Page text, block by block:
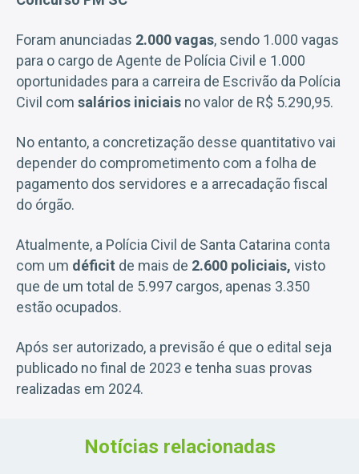
Foram anunciadas 2.000 vagas, sendo 1.000 vagas
para o cargo de Agente de Polícia Civil e 1.000
oportunidades para a carreira de Escrivão da Polícia
Civil com salários iniciais no valor de R$ 5.290,95.
No entanto, a concretização desse quantitativo vai
depender do comprometimento com a folha de
pagamento dos servidores e a arrecadação fiscal
do órgão.
Atualmente, a Polícia Civil de Santa Catarina conta
com um déficit de mais de 2.600 policiais, visto
que de um total de 5.997 cargos, apenas 3.350
estão ocupados.
Após ser autorizado, a previsão é que o edital seja
publicado no final de 2023 e tenha suas provas
realizadas em 2024.
Notícias relacionadas